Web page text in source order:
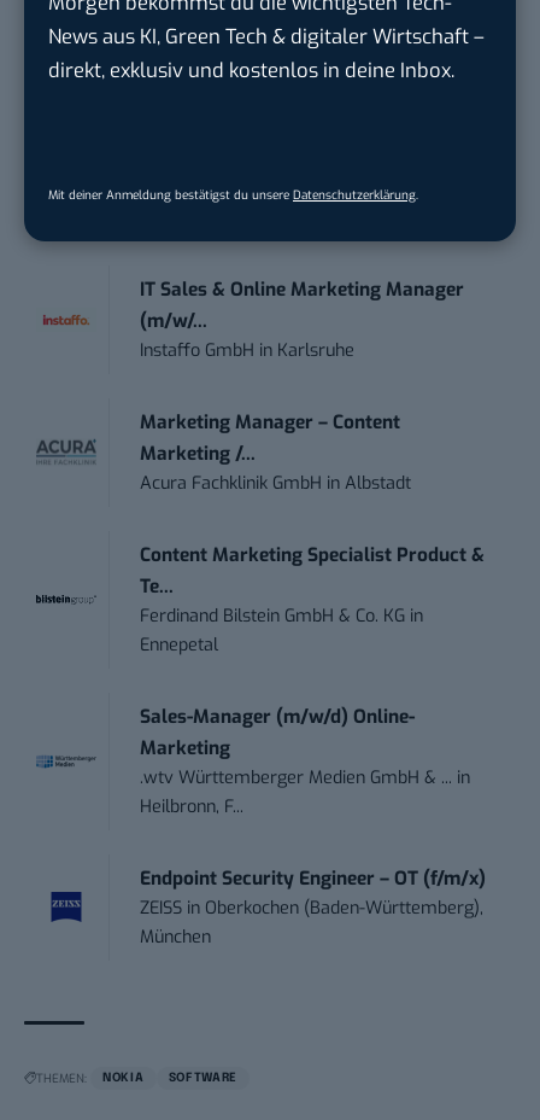
News aus KI, Green Tech & digitaler Wirtschaft –
direkt, exklusiv und kostenlos in deine Inbox.
Mit deiner Anmeldung bestätigst du unsere Datenschutzerklärung.
touristische...
trendtours Holding GmbH in Eschborn
Wiedmann & Winz GmbHinGeislingen an
IT Sales & Online Marketing Manager
(m/w/...
Instaffo GmbH in Karlsruhe
Marketing Manager – Content
Marketing /...
Acura Fachklinik GmbH inAlbstadt
Content Marketing Specialist Product &
Te...
Ferdinand Bilstein GmbH & Co. KG in
Ennepetal
Sales-Manager (m/w/d) Online-
Marketing
.wtv Württemberger Medien GmbH & ... in
Heilbronn, F...
Endpoint Security Engineer – OT (f/m/x)
ZEISS in Oberkochen (Baden-Württemberg),
München
THEMEN: NOKIA SOFTWARE